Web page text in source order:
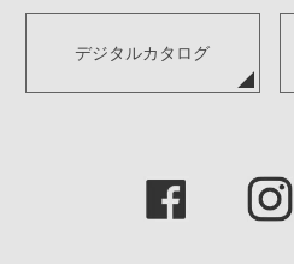
デジタルカタログ